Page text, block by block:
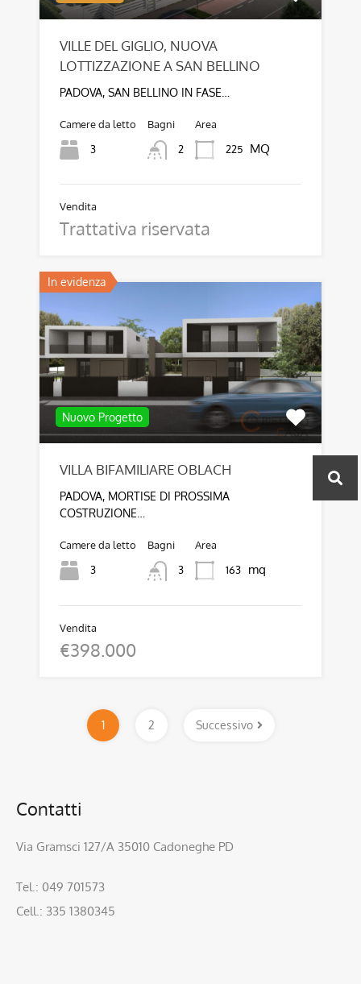
VILLE DEL GIGLIO, NUOVA
LOTTIZZAZIONE A SAN BELLINO
PADOVA, SAN BELLINO IN FASE…
Camere da letto
3
Bagni
2
Area
225
MQ
Vendita
Trattativa riservata
In evidenza
Nuovo Progetto
VILLA BIFAMILIARE OBLACH
PADOVA, MORTISE DI PROSSIMA
COSTRUZIONE…
Camere da letto
3
Bagni
3
Area
163
mq
Vendita
€398.000
1 2 Successivo
Contatti
Via Gramsci 127/A 35010 Cadoneghe PD
Tel.: 049 701573
Cell.: 335 1380345